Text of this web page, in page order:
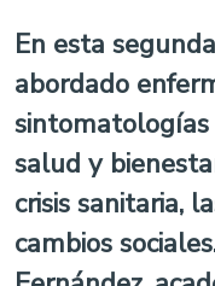
En esta
abordado
salud y
crisis sanitaria,
cambios